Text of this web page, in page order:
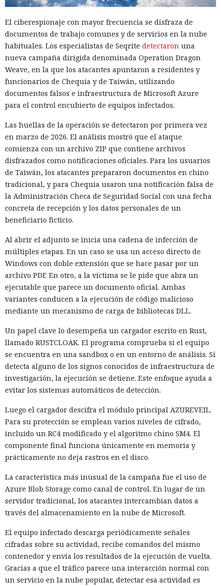
El ciberespionaje con mayor frecuencia se disfraza de
documentos de trabajo comunes y de servicios en la nube
habituales. Los especialistas de Seqrite detectaron una
nueva campaña dirigida denominada Operation Dragon
Weave, en la que los atacantes apuntaron a residentes y
funcionarios de Chequia y de Taiwán, utilizando
documentos falsos e infraestructura de Microsoft Azure
para el control encubierto de equipos infectados.
Las huellas de la operación se detectaron por primera vez
en marzo de 2026. El análisis mostró que el ataque
comienza con un archivo ZIP que contiene archivos
disfrazados como notificaciones oficiales. Para los usuarios
de Taiwán, los atacantes prepararon documentos en chino
tradicional, y para Chequia usaron una notificación falsa de
la Administración Checa de Seguridad Social con una fecha
concreta de recepción y los datos personales de un
beneficiario ficticio.
Al abrir el adjunto se inicia una cadena de infección de
múltiples etapas. En un caso se usa un acceso directo de
Windows con doble extensión que se hace pasar por un
archivo PDF. En otro, a la víctima se le pide que abra un
ejecutable que parece un documento oficial. Ambas
variantes conducen a la ejecución de código malicioso
mediante un mecanismo de carga de bibliotecas DLL.
Un papel clave lo desempeña un cargador escrito en Rust,
llamado RUSTCLOAK. El programa comprueba si el equipo
se encuentra en una sandbox o en un entorno de análisis. Si
detecta alguno de los signos conocidos de infraestructura de
investigación, la ejecución se detiene. Este enfoque ayuda a
evitar los sistemas automáticos de detección.
Luego el cargador descifra el módulo principal AZUREVEIL.
Para su protección se emplean varios niveles de cifrado,
incluido un RC4 modificado y el algoritmo chino SM4. El
componente final funciona únicamente en memoria y
prácticamente no deja rastros en el disco.
La característica más inusual de la campaña fue el uso de
Azure Blob Storage como canal de control. En lugar de un
servidor tradicional, los atacantes intercambian datos a
través del almacenamiento en la nube de Microsoft.
El equipo infectado descarga periódicamente señales
cifradas sobre su actividad, recibe comandos del mismo
contenedor y envía los resultados de la ejecución de vuelta.
Gracias a que el tráfico parece una interacción normal con
un servicio en la nube popular, detectar esa actividad es